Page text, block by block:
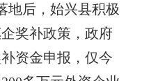
地后，始兴县积极
奖补政策，政府
资金申报，仅今